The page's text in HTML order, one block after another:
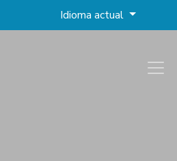
Idioma actual